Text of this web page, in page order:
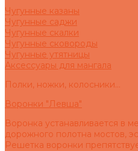
Чугунные казаны
Чугунные саджи
Чугунные скалки
Чугунные сковороды
Чугунные утятницы
Аксессуары для мангала
Полки, ножки, колосники...
Воронки "Левша"
Воронка устанавливается в
дорожного полотна мостов,
Решетка воронки